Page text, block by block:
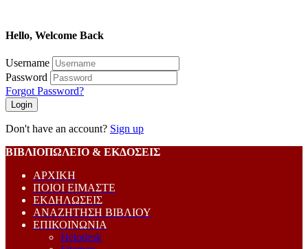
Hello, Welcome Back
Username
Password
Forgot Password?
Login
Don't have an account? Sign up
ΒΙΒΛΙΟΠΩΛEΙΟ & ΕΚΔΟΣΕΙΣ
ΑΡΧΙΚΗ
ΠΟΙΟΙ ΕΙΜΑΣΤΕ
ΕΚΔΗΛΩΣΕΙΣ
ΑΝΑΖΗΤΗΣΗ ΒΙΒΛΙΟΥ
ΕΠΙΚΟΙΝΩΝΙΑ
Helpdesk